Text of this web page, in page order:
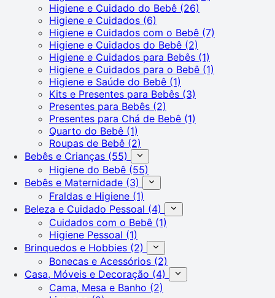
Higiene e Cuidado do Bebê (26)
Higiene e Cuidados (6)
Higiene e Cuidados com o Bebê (7)
Higiene e Cuidados do Bebê (2)
Higiene e Cuidados para Bebês (1)
Higiene e Cuidados para o Bebê (1)
Higiene e Saúde do Bebê (1)
Kits e Presentes para Bebês (3)
Presentes para Bebês (2)
Presentes para Chá de Bebê (1)
Quarto do Bebê (1)
Roupas de Bebê (2)
Bebês e Crianças (55)
Higiene do Bebê (55)
Bebês e Maternidade (3)
Fraldas e Higiene (1)
Beleza e Cuidado Pessoal (4)
Cuidados com o Bebê (1)
Higiene Pessoal (1)
Brinquedos e Hobbies (2)
Bonecas e Acessórios (2)
Casa, Móveis e Decoração (4)
Cama, Mesa e Banho (2)